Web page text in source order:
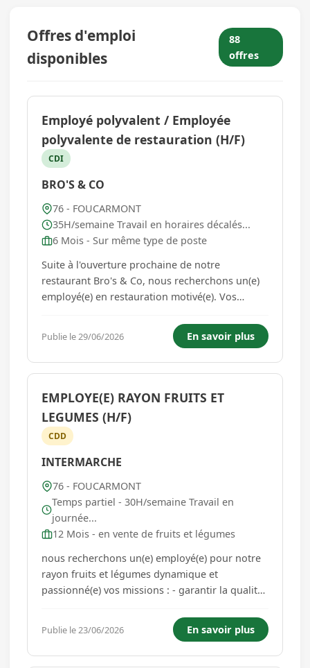
Offres d'emploi
disponibles
88
offres
Employé polyvalent / Employée
polyvalente de restauration (H/F)
CDI
BRO'S & CO
76 - FOUCARMONT
35H/semaine Travail en horaires décalés...
6 Mois - Sur même type de poste
Suite à l'ouverture prochaine de notre
restaurant Bro's & Co, nous recherchons un(e)
employé(e) en restauration motivé(e). Vos
légumes, préparation sauces, viandes, etc.)
Réaliser les burgers, kebabs, tacos et autres
produits de la carte Assure...
Publie le 29/06/2026 En savoir plus
EMPLOYE(E) RAYON FRUITS ET
LEGUMES (H/F)
CDD
INTERMARCHE
76 - FOUCARMONT
Temps partiel - 30H/semaine Travail en
journée...
12 Mois - en vente de fruits et légumes
nous recherchons un(e) employé(e) pour notre
rayon fruits et légumes dynamique et
passionné(e) vos missions : - garantir la qualité,
assurer les approvisionnements et la gestion
des stocks - veiller au respect des règles
d'hygiène, de sécurit...
Publie le 23/06/2026 En savoir plus